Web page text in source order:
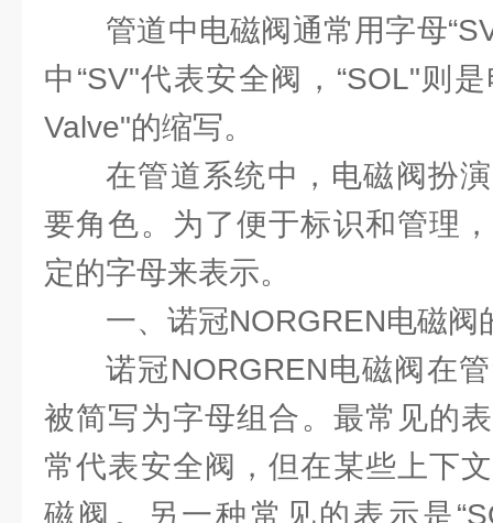
管道中电磁阀通常用字母
中“SV"代表安全阀，“SOL"则
Valve"的缩写。
在管道系统中，电磁阀扮
要角色。为了便于标识和管理
定的字母来表示。
一、诺冠NORGREN电磁阀
诺冠NORGREN电磁阀在
被简写为字母组合。最常见的
常代表安全阀，但在某些上下
磁阀。另一种常见的表示是